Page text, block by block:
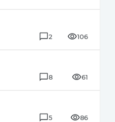
2 106
8 61
5 86